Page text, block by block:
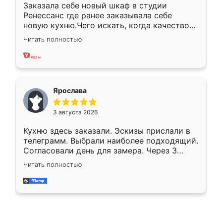
Заказала себе новый шкаф в студии
Ренессанс где ранее заказывала себе
новую кухню.Чего искать, когда качеством
вполне довольна. Служит кухня уже почти
два года, нареканий нет.
Читать полностью
Ярослава
3 августа 2026
Кухню здесь заказали. Эскизы прислали в
телеграмм. Выбрали наиболее подходящий.
Согласовали день для замера. Через 3
недели кухня была уже готова. Остались
довольны работой. Спасибо Ренессанс
мебель за качественную работу!
Читать полностью